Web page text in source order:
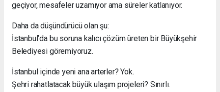
geçiyor, mesafeler uzamıyor ama süreler katlanıyor.
Daha da düşündürücü olan şu:
İstanbul’da bu soruna kalıcı çözüm üreten bir Büyükşehir
Belediyesi göremiyoruz.
İstanbul içinde yeni ana arterler? Yok.
Şehri rahatlatacak büyük ulaşım projeleri? Sınırlı.